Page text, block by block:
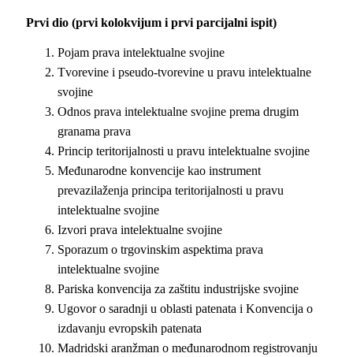
Prvi dio (prvi kolokvijum i prvi parcijalni ispit)
Pojam prava intelektualne svojine
Tvorevine i pseudo-tvorevine u pravu intelektualne
svojine
Odnos prava intelektualne svojine prema drugim
granama prava
Princip teritorijalnosti u pravu intelektualne svojine
Međunarodne konvencije kao instrument
prevazilaženja principa teritorijalnosti u pravu
intelektualne svojine
Izvori prava intelektualne svojine
Sporazum o trgovinskim aspektima prava
intelektualne svojine
Pariska konvencija za zaštitu industrijske svojine
Ugovor o saradnji u oblasti patenata i Konvencija o
izdavanju evropskih patenata
Madridski aranžman o međunarodnom registrovanju